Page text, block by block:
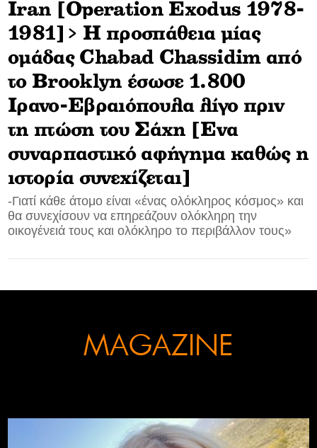
CONTACT
ADVERTISE
Iran [Operation Exodus 1978-
1981]> Η προσπάθεια μίας
ομάδας Chabad Chassidim από
το Brooklyn έσωσε 1.800
Ιρανο-Εβραιόπουλα λίγο πριν
τη πτώση του Σάχη [Eνα
συναρπαστικό αφήγημα καθώς η
ιστορία συνεχίζεται]
-Γιατί κάθε άτομο είναι «ένας ολόκληρος κόσμος» και
θα συνεχίσουν να επηρεάζουν ολόκληρη την
οικογένειά τους και ολόκληρο το περιβάλλον τους»
MAGAZINE